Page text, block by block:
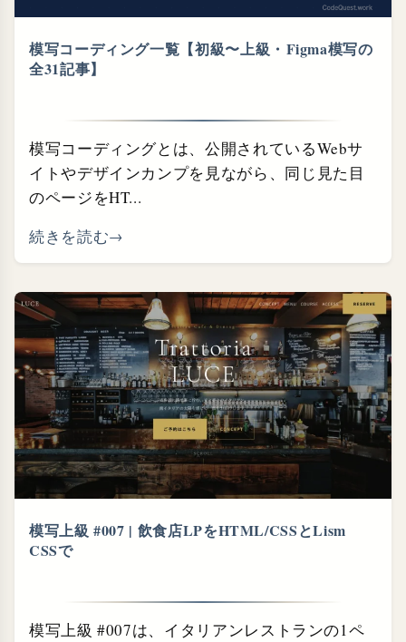
模写コーディング一覧【初級〜上級・⁠Figma模写の
全31記事】
模写コーディングとは、公開されているWebサ
イトやデザインカンプを見ながら、同じ見た目
のページをHT...
続きを読む
模写上級 #007 | 飲食店LPをHTML/CSSとLism
CSSで
模写上級 #007は、イタリアンレストランの1ペ